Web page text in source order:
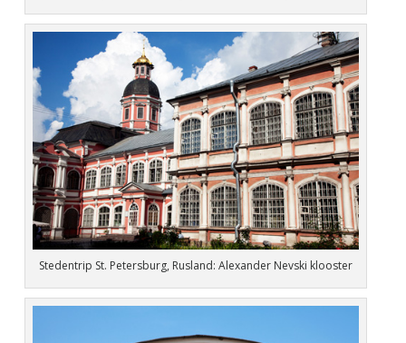
Stedentrip St. Petersburg, Rusland: Alexander Nevski klooster